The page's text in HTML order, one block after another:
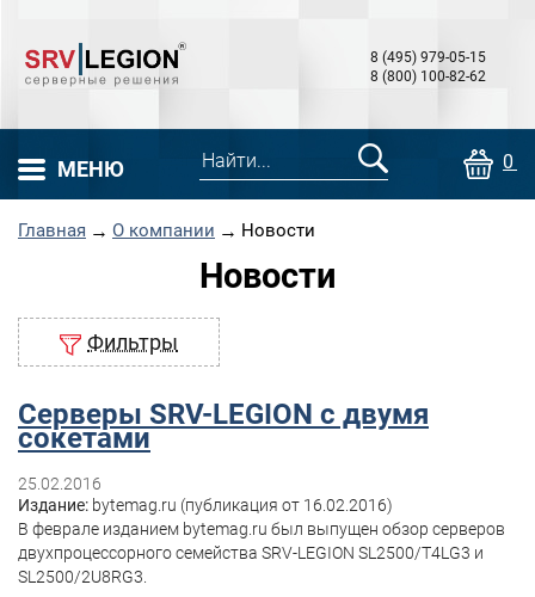
8 (495) 979-05-15
8 (800) 100-82-62
МЕНЮ 0
Главная → О компании → Новости
Новости
Фильтры
Серверы SRV-LEGION с двумя
сокетами
25.02.2016
Издание: bytemag.ru (публикация от 16.02.2016)
В феврале изданием bytemag.ru был выпущен обзор серверов
двухпроцессорного семейства SRV-LEGION SL2500/T4LG3 и
SL2500/2U8RG3.